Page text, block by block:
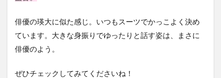
俳優の瑛大に似た感じ。いつもスーツでかっこよく決め
ています。大きな身振りでゆったりと話す姿は、まさに
俳優のよう。
ぜひチェックしてみてくださいね！